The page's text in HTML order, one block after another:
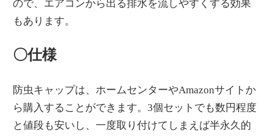
ので、エアコンから出る排水を流しやすくする効果
もあります。
〇仕様
防虫キャップは、ホームセンターやAmazonサイトか
ら購入することができます。3個セットでも数円程度
と値段も安いし、一度取り付けてしまえば半永久的